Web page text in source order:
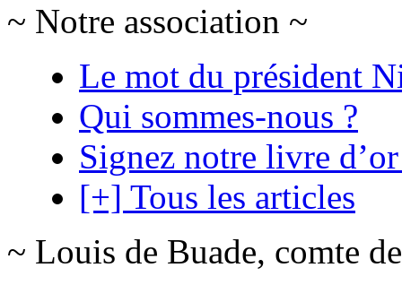
~ Notre association ~
Le mot du président
Qui sommes-nous ?
Signez notre livre
[+] Tous les articles
~ Louis de Buade, comte